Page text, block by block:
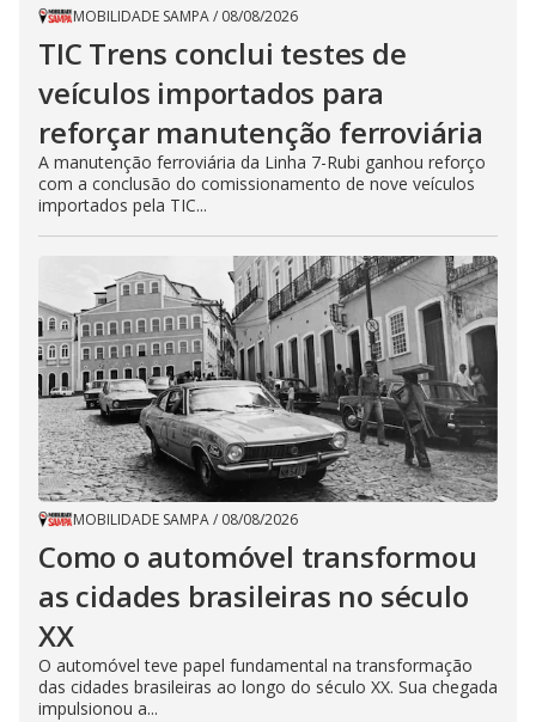
MOBILIDADE SAMPA/ 08/08/2026
TIC Trens conclui testes de
veículos importados para
reforçar manutenção ferroviária
A manutenção ferroviária da Linha 7-Rubi ganhou reforço
com a conclusão do comissionamento de nove veículos
importados pela TIC...
MOBILIDADE SAMPA/ 08/08/2026
Como o automóvel transformou
as cidades brasileiras no século
XX
O automóvel teve papel fundamental na transformação
das cidades brasileiras ao longo do século XX. Sua chegada
impulsionou a...